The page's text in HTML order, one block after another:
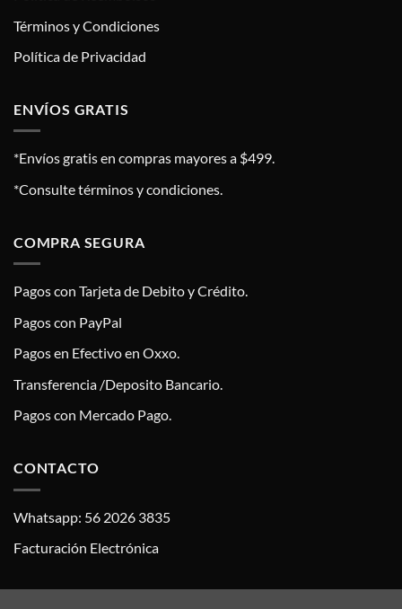
Términos y Condiciones
Política de Privacidad
ENVÍOS GRATIS
*Envíos gratis en compras mayores a $499.
*Consulte términos y condiciones.
COMPRA SEGURA
Pagos con Tarjeta de Debito y Crédito.
Pagos con PayPal
Pagos en Efectivo en Oxxo.
Transferencia /Deposito Bancario.
Pagos con Mercado Pago.
CONTACTO
Whatsapp: 56 2026 3835
Facturación Electrónica